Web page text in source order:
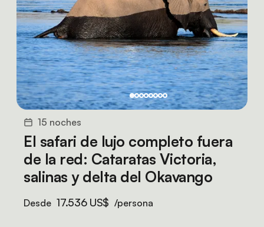
15 noches
El safari de lujo completo fuera
de la red: Cataratas Victoria,
salinas y delta del Okavango
Desde 17.536 US$ /persona